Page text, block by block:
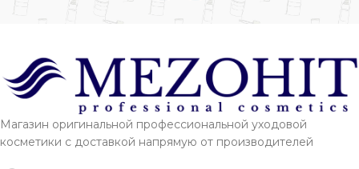
Магазин оригинальной профессиональной уходовой
косметики с доставкой напрямую от производителей